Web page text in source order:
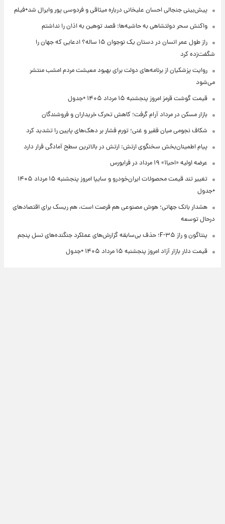
پیش‌بینی جنجالی احسان علیخانی درباره میثاقی و فردوسی پور وایرال شد+فیلم
واکنش سحر دولتشاهی به حاشیه‌ها: قصد توهین به اذان را نداشتم
راز طول عمر انسان در دستان یک نوجوان ۱۵ ساله؟ ادعایی که جهان را
شگفت‌زده کرد
روایت پزشکیان از برنامه‌های دولت برای بهبود معیشت مردم امشب منتشر
می‌شود
قیمت گوشت قرمز امروز پنجشنبه ۱۵ مرداد ۱۴۰۵ +جدول
بازار مسکن در مرداد آرام گرفت؛ کاهش تحرک خریداران و فروشندگان
شکاف نجومی میان فقیر و غنی؛ تورم فشار بر دهک‌های پایین را تشدید کرد
پیام اطمینان‌بخش سخنگوی ارتش: ارتش در بالاترین سطح آمادگی قرار دارد
عرضه اولیه «احیا۱» ۱۹ مرداد در فرابورس
تغییر تند قیمت محصولات ایران‌خودرو و سایپا امروز پنجشنبه ۱۵ مرداد ۱۴۰۵
+جدول
هشدار بانک جهانی؛ هوش مصنوعی هم فرصت است، هم ریسک برای اقتصادهای
درحال توسعه
پنتاگون و راز F-۳۵؛ حذف بی‌سابقه گزارش‌های عملکرد جنگنده‌های نسل پنجم
قیمت دلار بازار آزاد امروز پنجشنبه ۱۵ مرداد ۱۴۰۵ +جدول